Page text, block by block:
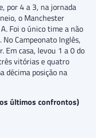
por 4 a 3, na jornada
o Manchester
Foi o único time a não
Campeonato Inglês,
Em casa, levou 1 a 0 do
vitórias e quatro
décima posição na
últimos confrontos)